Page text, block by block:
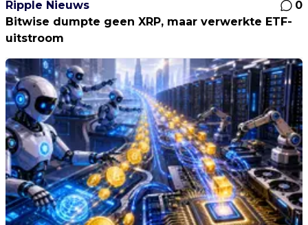
Ripple Nieuws
0
Bitwise dumpte geen XRP, maar verwerkte ETF-
uitstroom